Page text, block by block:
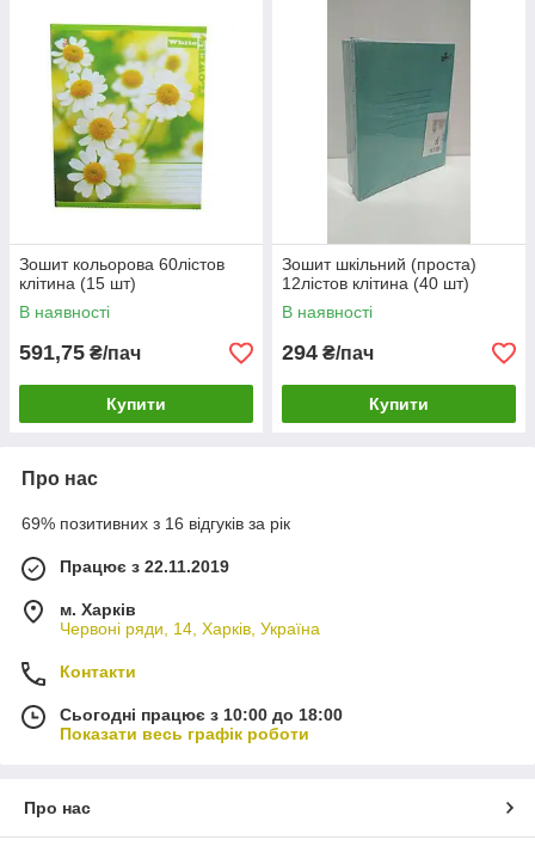
Зошит кольорова 60лістов
клітина (15 шт)
В наявності
591,75 ₴/пач
Купити
Зошит шкільний (проста)
12лістов клітина (40 шт)
В наявності
294 ₴/пач
Купити
Про нас
69% позитивних з 16 відгуків за рік
Працює з 22.11.2019
м. Харків
Червоні ряди, 14, Харків, Україна
Контакти
Сьогодні працює з 10:00 до 18:00
Показати весь графік роботи
Про нас